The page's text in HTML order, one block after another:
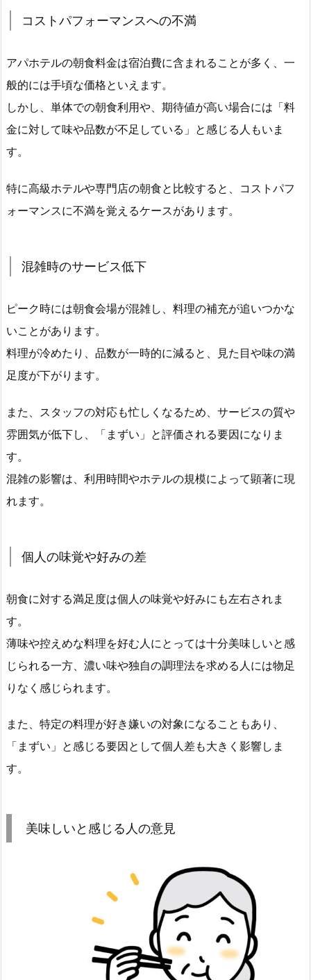
コストパフォーマンスへの不満
アパホテルの朝食料金は宿泊費に含まれることが多く、一
般的には手頃な価格といえます。
しかし、単体での朝食利用や、期待値が高い場合には「料
金に対して味や品数が不足している」と感じる人もいま
す。
特に高級ホテルや専門店の朝食と比較すると、コストパフ
ォーマンスに不満を覚えるケースがあります。
混雑時のサービス低下
ピーク時には朝食会場が混雑し、料理の補充が追いつかな
いことがあります。
料理が冷めたり、品数が一時的に減ると、見た目や味の満
足度が下がります。
また、スタッフの対応も忙しくなるため、サービスの質や
雰囲気が低下し、「まずい」と評価される要因になりま
す。
混雑の影響は、利用時間やホテルの規模によって顕著に現
れます。
個人の味覚や好みの差
朝食に対する満足度は個人の味覚や好みにも左右されま
す。
薄味や控えめな料理を好む人にとっては十分美味しいと感
じられる一方、濃い味や独自の調理法を求める人には物足
りなく感じられます。
また、特定の料理が好き嫌いの対象になることもあり、
「まずい」と感じる要因として個人差も大きく影響しま
す。
美味しいと感じる人の意見